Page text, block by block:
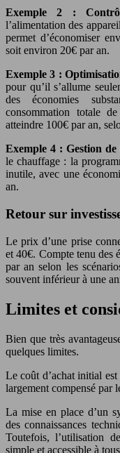
Exemple 2 :
l’alimentation des
permet d’économiser
soit environ 20€ par an.
Exemple 3 :
pour qu’il s’allume
des économies
consommation totale
atteindre 100€ par an,
Exemple 4 : Gestion
le chauffage : la
inutile, avec une
an.
Retour sur
Le prix d’une prise
et 40€. Compte tenu des
par an selon les
souvent inférieur à une
Limites et
Bien que très
quelques limites.
Le coût d’achat initial
largement compensé par
La mise en place d’un
des connaissances
Toutefois, l’utilisation
simple et accessible à